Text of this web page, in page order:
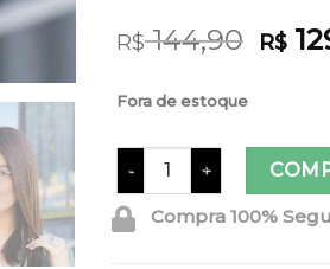
R$144,90 R$
Fora de estoque
Óculos de Grau
Compra 100%